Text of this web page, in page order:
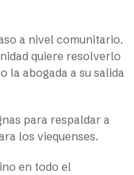
a nivel comunitario.
quiere resolverlo
la abogada a su salida
para respaldar a
los viequenses.
en todo el